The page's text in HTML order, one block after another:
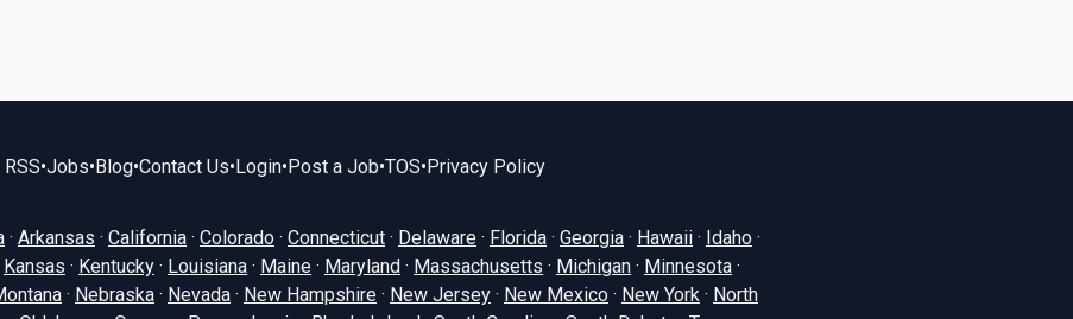
RSS•Jobs•Blog•Contact Us•Login•Post a Job•TOS•Privacy Policy
· Arkansas · California · Colorado · Connecticut · Delaware · Florida · Georgia · Hawaii · Idaho ·
Kansas · Kentucky · Louisiana · Maine · Maryland · Massachusetts · Michigan · Minnesota ·
· Nebraska · Nevada · New Hampshire · New Jersey · New Mexico · New York · North